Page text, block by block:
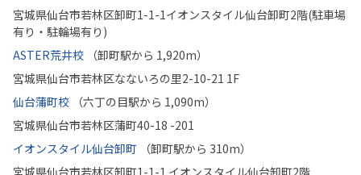
宮城県仙台市若林区卸町1-1-1イオンスタイル仙台卸町2階(駐車場
有り・駐輪場有り)
ASTER荒井校
（卸町駅から 1,920m）
宮城県仙台市若林区なないろの里2-10-21 1F
仙台蒲町校
（六丁の目駅から 1,090m）
宮城県仙台市若林区蒲町40-18 -201
イオンスタイル仙台卸町
（卸町駅から 310m）
宮城県仙台市若林区卸町1-1-1 イオンスタイル仙台卸町2階